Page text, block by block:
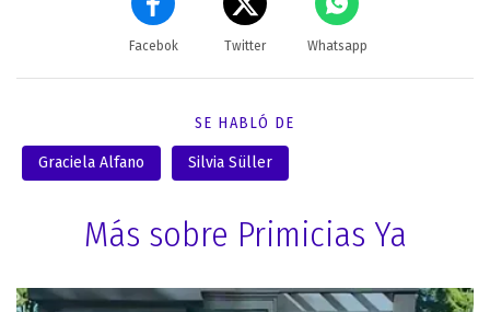
Facebok Twitter Whatsapp
SE HABLÓ DE
Graciela Alfano Silvia Süller
Más sobre Primicias Ya